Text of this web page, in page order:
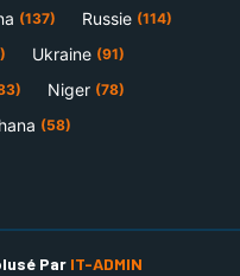
(137) Russie (114)
Ukraine (91)
Niger (78)
(58)
Par IT-ADMIN